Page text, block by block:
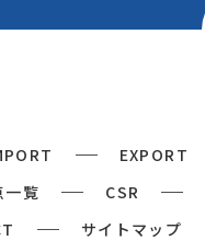
EXPORT
一覧
CSR
サイトマップ